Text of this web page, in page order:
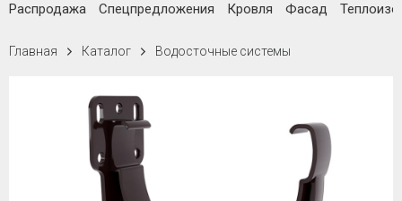
Распродажа Спецпредложения Кровля Фасад
Главная Каталог Водосточные системы